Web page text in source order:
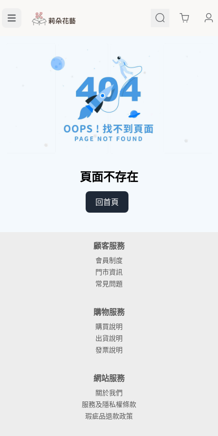
Cart
頁面不存在
回首頁
顧客服務
會員制度
門市資訊
常見問題
購物服務
購買說明
出貨說明
發票說明
網站服務
關於我們
服務及隱私權條款
瑕疵品退款政策